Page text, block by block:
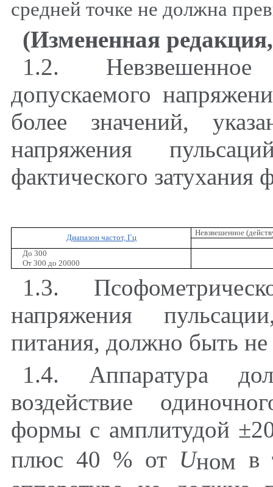
средней точке не должна
(Измененная
1.2. Невзвешенное
допускаемого
более значений,
напряжения
фактического затухания
Диапазон частот, Гц
Невзвешенное
До 300
От 300 до 20000
1.3.
напряжения
питания, должно быть не
1.4. Аппаратура
воздействие
формы с амплитудой
плюс 40 % от Uном в